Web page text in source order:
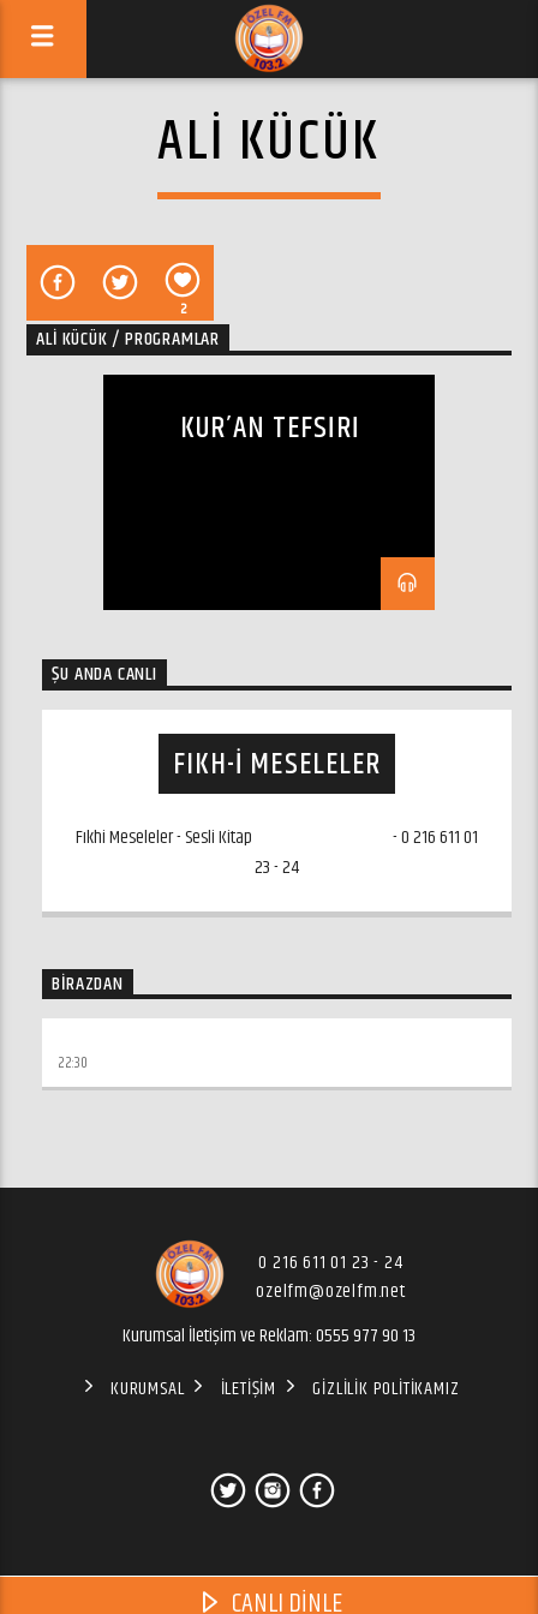
ALI KÜCÜK
2
ALI KÜCÜK / PROGRAMLAR
KUR’AN TEFSIRI
ŞU ANDA CANLI
FIKH-I MESELELER
Fıkhi Meseleler - Sesli Kitap
- 0 216 611 01
23 - 24
BIRAZDAN
22:30
0 216 611 01 23 - 24
ozelfm@ozelfm.net
Kurumsal İletişim ve Reklam: 0555 977 90 13
KURUMSAL
İLETIŞIM GIZLILIK POLITIKAMIZ